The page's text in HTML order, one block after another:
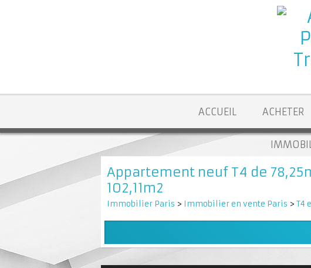
ACCUEIL ACHETER
Appartement neuf T4 de
102,11m2
Immobilier Paris > Immobilier en vente Paris > T4